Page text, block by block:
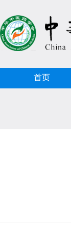
首页